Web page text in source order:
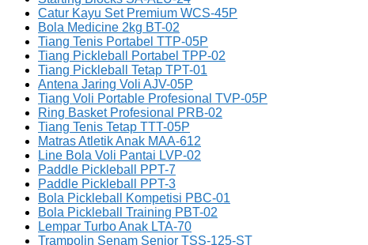
Catur Kayu Set Premium WCS-45P
Bola Medicine 2kg BT-02
Tiang Tenis Portabel TTP-05P
Tiang Pickleball Portabel TPP-02
Tiang Pickleball Tetap TPT-01
Antena Jaring Voli AJV-05P
Tiang Voli Portable Profesional TVP-05P
Ring Basket Profesional PRB-02
Tiang Tenis Tetap TTT-05P
Matras Atletik Anak MAA-612
Line Bola Voli Pantai LVP-02
Paddle Pickleball PPT-7
Paddle Pickleball PPT-3
Bola Pickleball Kompetisi PBC-01
Bola Pickleball Training PBT-02
Lempar Turbo Anak LTA-70
Trampolin Senam Senior TSS-125-ST